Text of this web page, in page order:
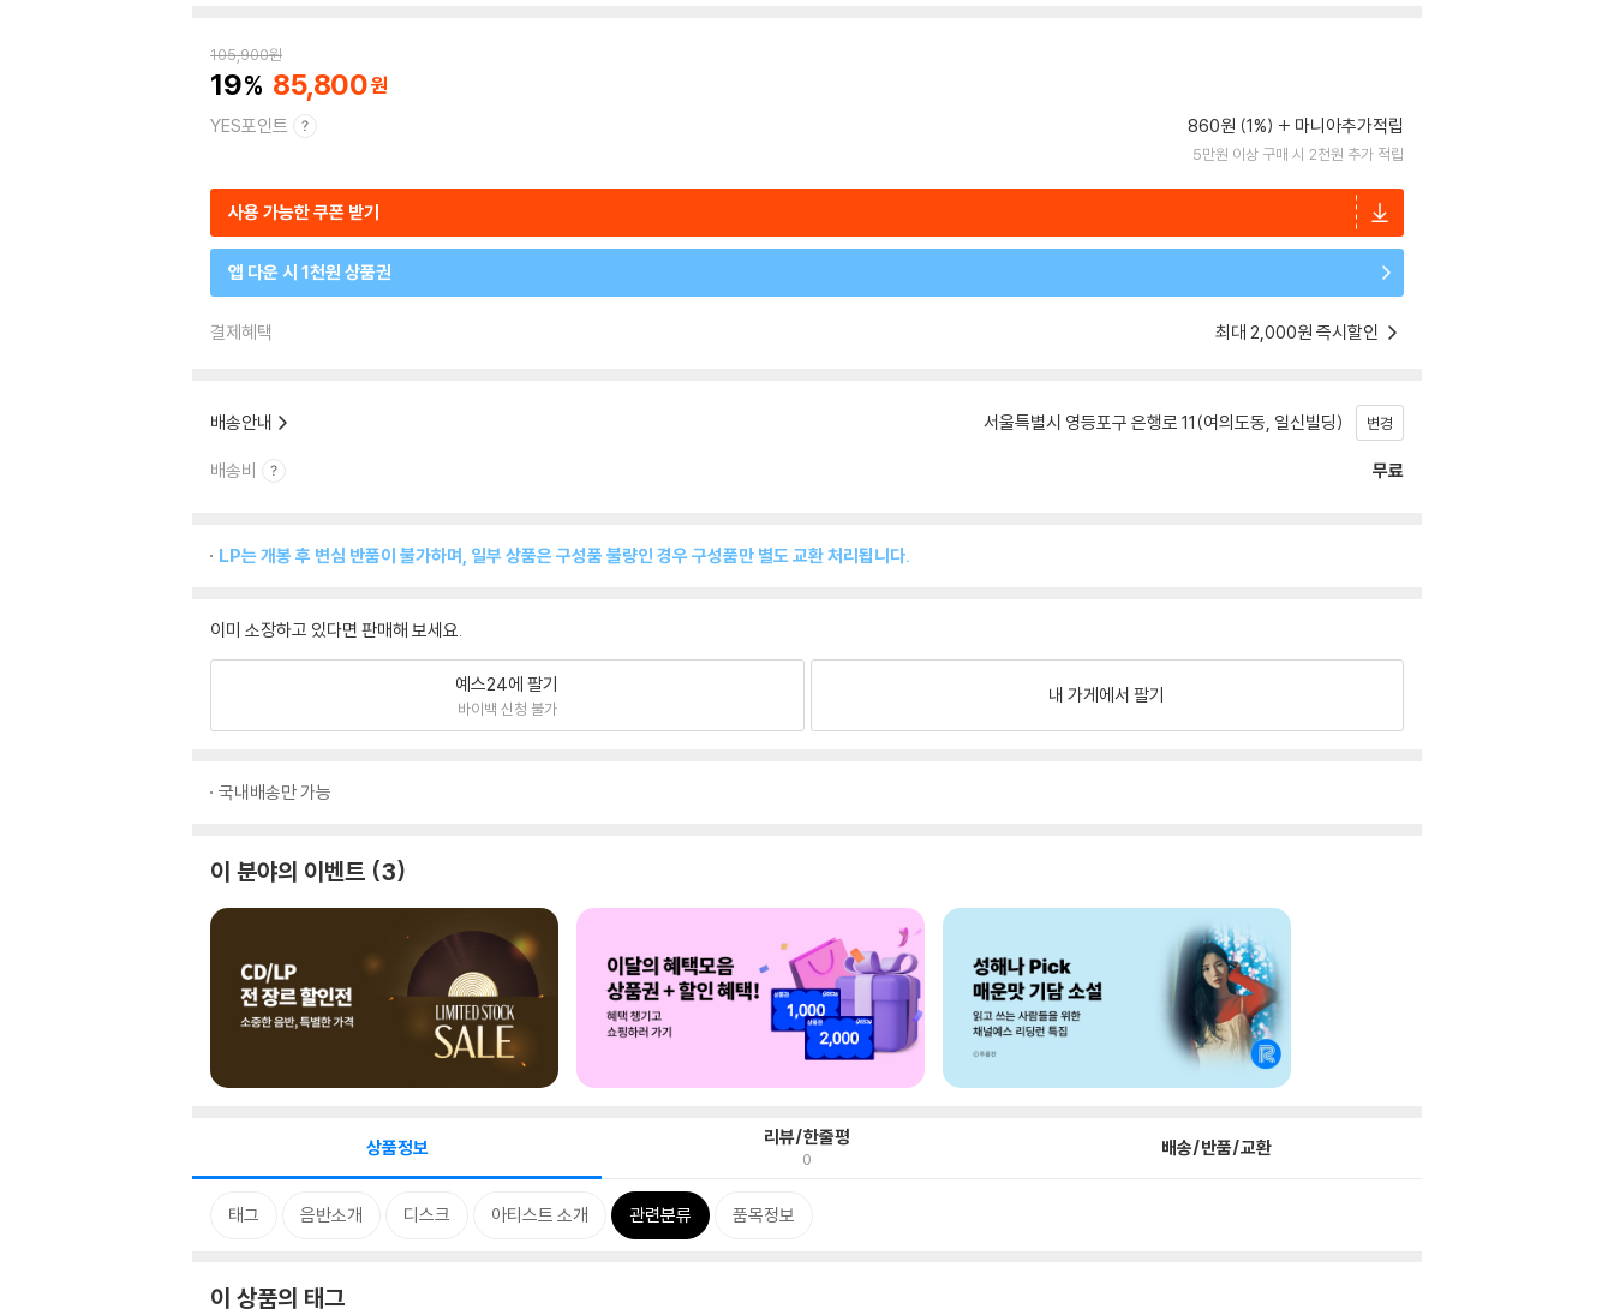
105,900원
19 85,800
YES포인트 860원 (1%) 마니아추가적립
5만원 이상 구매 시 2천원 추가 적립
사용 가능한 쿠폰 받기
앱 다운 시 1천원 상품권
결제혜택 최대 2,000원 즉시할인
배송안내 서울특별시 영등포구 은행로 11(여의도동, 일신빌딩) 변경
배송비 무료
LP는 개봉 후 변심 반품이 불가하며, 일부 상품은 구성품 불량인 경우 구성품만 별도 교환 처리됩니다.
이미 소장하고 있다면 판매해 보세요.
예스24에 팔기
바이백 신청 불가
내 가게에서 팔기
국내배송만 가능
이 분야의 이벤트 3
상품정보 리뷰/한줄평
0 배송/반품/교환
태그 음반소개 디스크 아티스트 소개 관련분류 품목정보
이 상품의 태그